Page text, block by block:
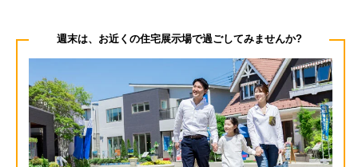
週末は、お近くの住宅展示場で過ごしてみませんか?